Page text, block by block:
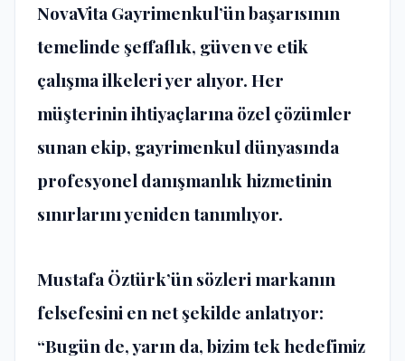
NovaVita Gayrimenkul’ün başarısının
temelinde şeffaflık, güven ve etik
çalışma ilkeleri yer alıyor. Her
müşterinin ihtiyaçlarına özel çözümler
sunan ekip, gayrimenkul dünyasında
profesyonel danışmanlık hizmetinin
sınırlarını yeniden tanımlıyor.
Mustafa Öztürk’ün sözleri markanın
felsefesini en net şekilde anlatıyor:
“Bugün de, yarın da, bizim tek hedefimiz